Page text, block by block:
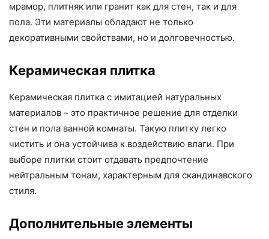
мрамор, плитняк или гранит как для стен, так и для
пола. Эти материалы обладают не только
декоративными свойствами, но и долговечностью.
Керамическая плитка
Керамическая плитка с имитацией натуральных
материалов – это практичное решение для отделки
стен и пола ванной комнаты. Такую плитку легко
чистить и она устойчива к воздействию влаги. При
выборе плитки стоит отдавать предпочтение
нейтральным тонам, характерным для скандинавского
стиля.
Дополнительные элементы